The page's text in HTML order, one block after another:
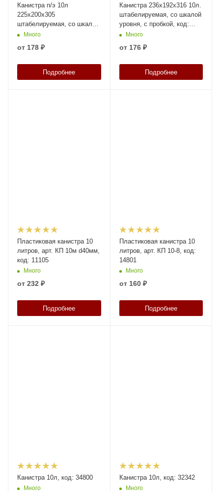
Канистра п/э 10л
225х200х305
штабелируемая, со шкалой
уровня, с пробкой, код:
Много
от 178 ₽
Подробнее
Канистра 236х192х316 10л.
штабелируемая, со шкалой
уровня, с пробкой, код:
37889
Много
от 176 ₽
Подробнее
Пластиковая канистра 10
литров, арт. КП 10м d40мм,
код: 11105
Много
от 232 ₽
Подробнее
Пластиковая канистра 10
литров, арт. КП 10-8, код:
14801
Много
от 160 ₽
Подробнее
Канистра 10л, код: 34800
Много
Канистра 10л, код: 32342
Много